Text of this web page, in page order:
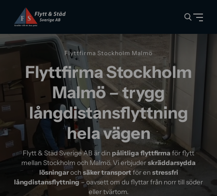
Flyttfirma Stockholm Malmö
Flyttfirma Stockholm
Malmö – trygg
långdistansflyttning
hela vägen
Flytt & Städ Sverige AB är din pålitliga flyttfirma för flytt
mellan Stockholm och Malmö. Vi erbjuderskräddarsydda
lösningaroch säker transportför en stressfri
långdistansflyttning – oavsett om du flyttar från norr till söder
eller tvärtom.